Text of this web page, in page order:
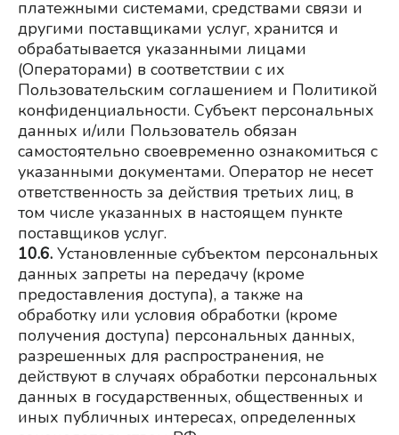
платежными системами, средствами связи и
другими поставщиками услуг, хранится и
обрабатывается указанными лицами
(Операторами) в соответствии с их
Пользовательским соглашением и Политикой
конфиденциальности. Субъект персональных
данных и/или Пользователь обязан
самостоятельно своевременно ознакомиться с
указанными документами. Оператор не несет
ответственность за действия третьих лиц, в
том числе указанных в настоящем пункте
поставщиков услуг.
10.6. Установленные субъектом персональных
данных запреты на передачу (кроме
предоставления доступа), а также на
обработку или условия обработки (кроме
получения доступа) персональных данных,
разрешенных для распространения, не
действуют в случаях обработки персональных
данных в государственных, общественных и
иных публичных интересах, определенных